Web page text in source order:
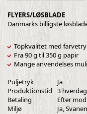
FLYERS/LØSBLADE
Danmarks billigste
Topkvalitet med
Fra 90 g til 350 g papir
Mange anvendelses
Puljetryk
Ja
Produktionstid
3
Betaling
Efter
Miljø
Ja,